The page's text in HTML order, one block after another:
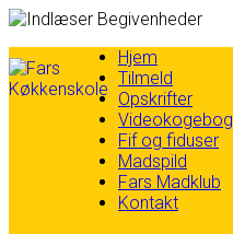
Skip
to
content
Hjem
Tilmeld
Opskrifter
Videokogebog
Fif og fiduser
Madspild
Fars Madklub
Kontakt